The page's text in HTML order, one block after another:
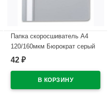
Папка скоросшиватель А4
120/160мкм Бюрократ серый
арт.PS20GREY (Ст.10)
42 ₽